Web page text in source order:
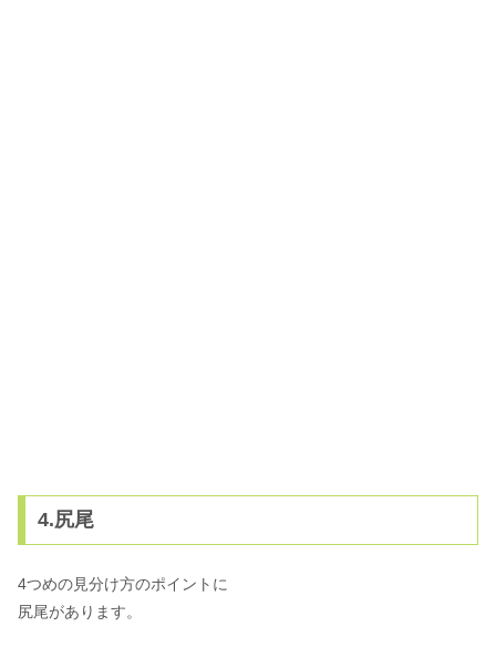
4.尻尾
4つめの見分け方のポイントに
尻尾があります。